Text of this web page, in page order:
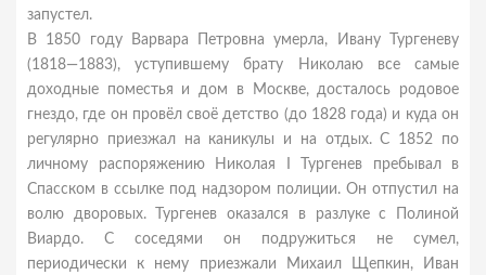
запустел.
В 1850 году Варвара Петровна умерла, Ивану Тургеневу
(1818—1883), уступившему брату Николаю все самые
доходные поместья и дом в Москве, досталось родовое
гнездо, где он провёл своё детство (до 1828 года) и куда он
регулярно приезжал на каникулы и на отдых. С 1852 по
личному распоряжению Николая I Тургенев пребывал в
Спасском в ссылке под надзором полиции. Он отпустил на
волю дворовых. Тургенев оказался в разлуке с Полиной
Виардо. С соседями он подружиться не сумел,
периодически к нему приезжали Михаил Щепкин, Иван